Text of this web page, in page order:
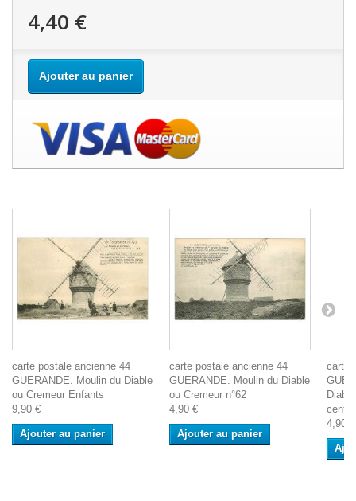
4,40 €
Ajouter au panier
carte postale ancienne 44
GUERANDE. Moulin du Diable
ou Cremeur Enfants
9,90 €
Ajouter au panier
carte postale ancienne 44
GUERANDE. Moulin du Diable
ou Cremeur n°62
4,90 €
Ajouter au panier
carte
4,90 €